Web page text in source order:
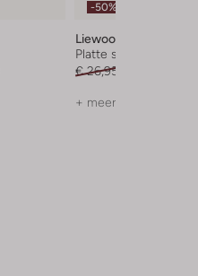
-50%
Liewood
Platte sandalen
€ 26,95
+ meer kleuren